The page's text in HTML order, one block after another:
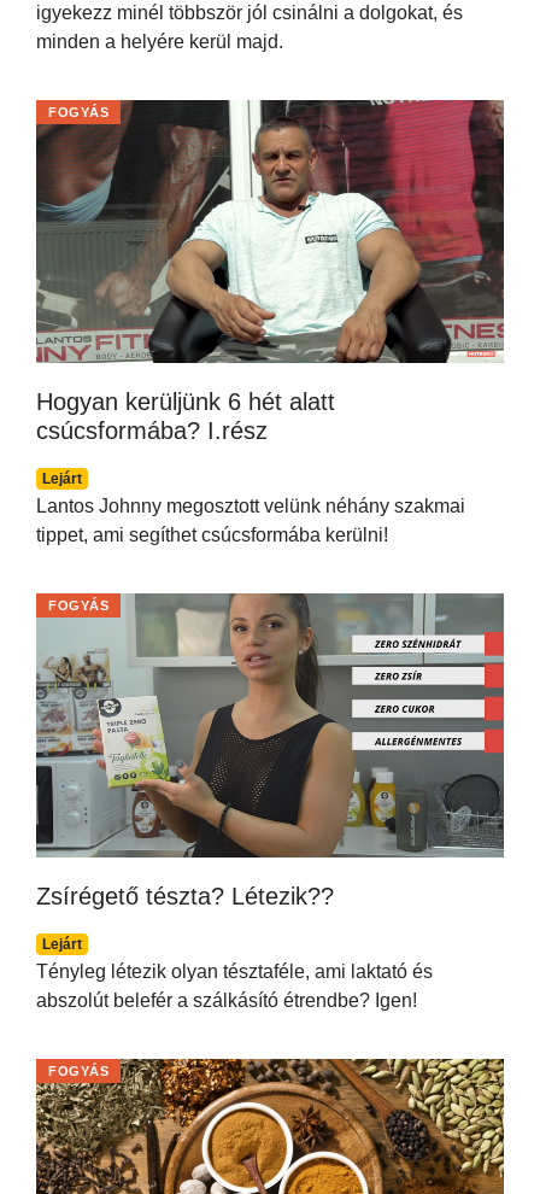
igyekezz minél többször jól csinálni a dolgokat, és
minden a helyére kerül majd.
Hogyan kerüljünk 6 hét alatt
csúcsformába? I.rész
Lejárt
FOGYÁS
Lantos Johnny megosztott velünk néhány szakmai
tippet, ami segíthet csúcsformába kerülni!
Zsírégető tészta? Létezik??
Lejárt
FOGYÁS
Tényleg létezik olyan tésztaféle, ami laktató és
abszolút belefér a szálkásító étrendbe? Igen!
FOGYÁS